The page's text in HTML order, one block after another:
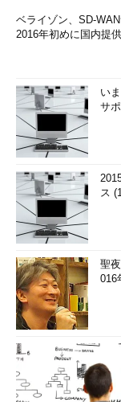
ベライゾン、SD-
2016年初めに国内提
い
サ
ス
聖
016